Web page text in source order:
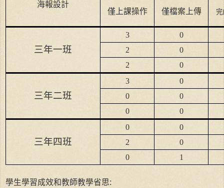
海報設計
僅上課操作
僅檔案上傳 完
三年一班
3
0
2
0
2
0
三年二班
3
0
0
0
0
0
三年四班
0
0
2
0
0
1
學生學習成效和教師教學省思: